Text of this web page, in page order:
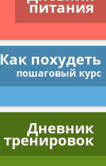
питания
Как похудеть
пошаговый курс
Дневник
тренировок